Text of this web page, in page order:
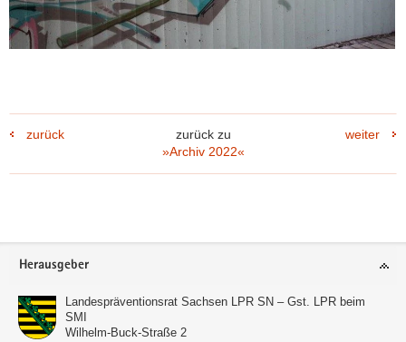
Freigabe der legalen Graffiti Freiflächen
zurück
zurück zu
»Archiv 2022«
weiter
Footer-
Herausgeber
Landespräventionsrat Sachsen LPR SN – Gst. LPR beim
SMI
Wilhelm-Buck-Straße 2